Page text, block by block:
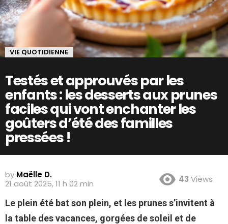
VIE QUOTIDIENNE
Testés et approuvés par les
enfants : les desserts aux prunes
faciles qui vont enchanter les
goûters d’été des familles
pressées !
by Maëlle D.
21 août 2025, 11 h 02 min
43 Views
Le plein été bat son plein, et les prunes s’invitent à
la table des vacances, gorgées de soleil et de